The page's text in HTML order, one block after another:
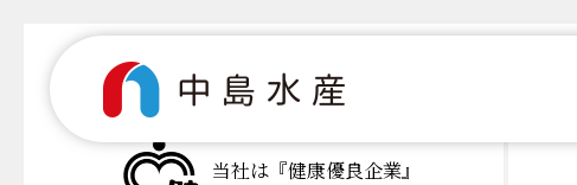
当社は『健康優良企業』